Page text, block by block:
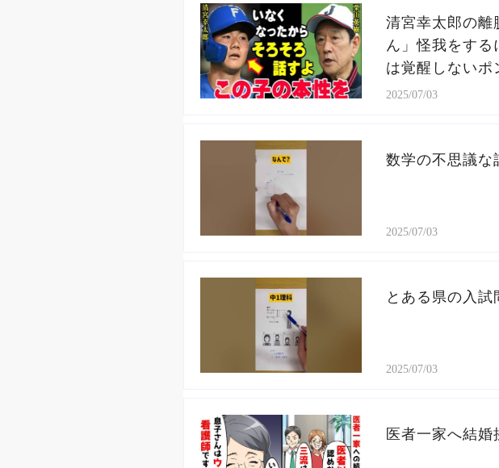
清宮幸太郎の離
ん」怪我をす
は覚醒しないポ
2025/07/03
数学の不思議な
2025/07/03
とある県の入試
2025/07/03
医者一家へ結婚